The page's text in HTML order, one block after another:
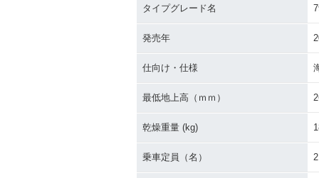
タイプグレード名
発売年
仕向け・仕様
最低地上高（ｍｍ）
乾燥重量 (kg)
乗車定員（名） 2